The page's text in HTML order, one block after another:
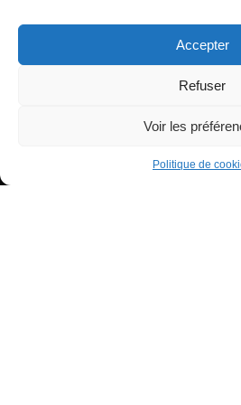
Accepter
Refuser
Voir les
Politique de
Tous droits réservés - Copyright
Politique de